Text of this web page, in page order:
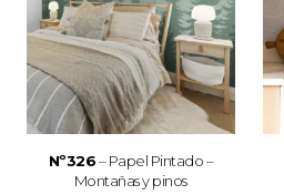
Nº326– Papel Pintado –
Montañas y pinos